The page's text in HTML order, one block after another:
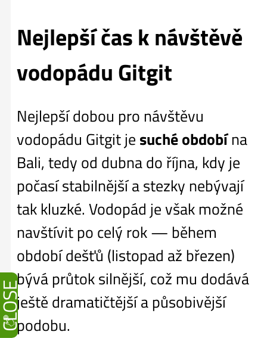
Nejlepší čas k návštěvě
vodopádu Gitgit
Nejlepší dobou pro návštěvu
vodopádu Gitgit je suché obdobína
Bali, tedy od dubna do října, kdy je
počasí stabilnější a stezky nebývají
tak kluzké. Vodopád je však možné
navštívit po celý rok — během
období dešťů (listopad až březen)
bývá průtok silnější, což mu dodává
ještě dramatičtější a působivější
podobu.